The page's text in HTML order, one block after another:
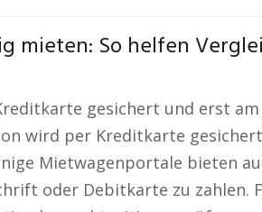
mieten: So helfen
gesichert und erst
wird per Kreditkarte
Mietwagenportale bieten
oder Debitkarte zu zahlen.